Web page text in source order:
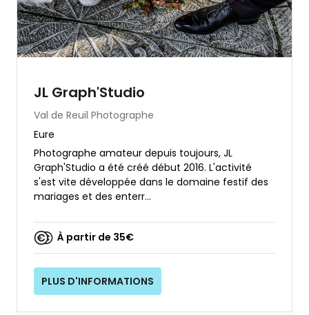
JL Graph'Studio
Val de Reuil Photographe
Eure
Photographe amateur depuis toujours, JL
Graph'Studio a été créé début 2016. L'activité
s'est vite développée dans le domaine festif des
mariages et des enterr...
À partir de 35€
PLUS D'INFORMATIONS